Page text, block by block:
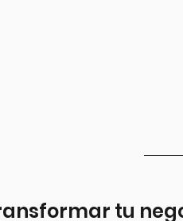
tu